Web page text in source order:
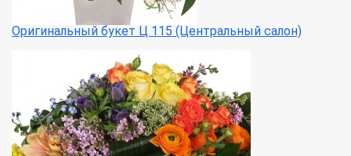
Оригинальный букет Ц 115 (Центральный салон)